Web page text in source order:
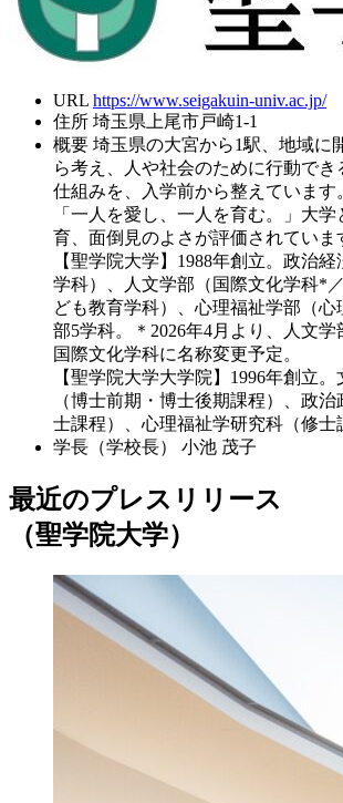
URL https://www.seigakuin-univ.ac.jp/
住所 埼玉県上尾市戸崎1-1
概要 埼玉県の大宮から1駅、地域に
ら考え、人や社会のために行動で
仕組みを、入学前から整えています
「一人を愛し、一人を育む。」大
育、面倒見のよさが評価されていま
【聖学院大学】1988年創立。政治
学科）、人文学部（国際文化学科*
ども教育学科）、心理福祉学部（心
部5学科。＊2026年4月より、人文
国際文化学科に名称変更予定。
【聖学院大学大学院】1996年創立
（博士前期・博士後期課程）、政
士課程）、心理福祉学研究科（修士
学長（学校長）
小池 茂子
最近のプレスリリース
（聖学院大学）